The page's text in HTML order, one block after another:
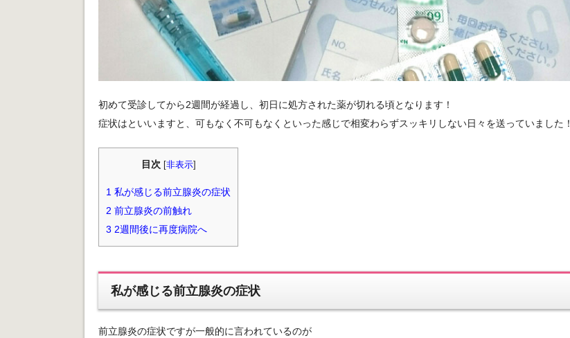
初めて受診してから2週間が経過し、初日に処方された薬が切れる頃となります！
症状はといいますと、可もなく不可もなくといった感じで相変わらずスッキリしない日々を送っていました！
目次 [非表示]
1 私が感じる前立腺炎の症状
2 前立腺炎の前触れ
3 2週間後に再度病院へ
私が感じる前立腺炎の症状
前立腺炎の症状ですが一般的に言われているのが